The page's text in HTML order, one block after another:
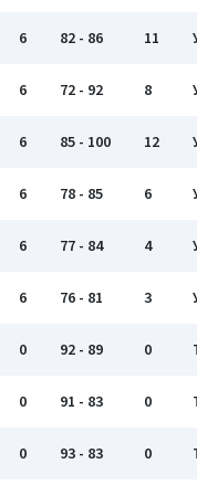
6 82 - 86 11
6 72 - 92 8
6 85 - 100 12
6 78 - 85 6
6 77 - 84 4
6 76 - 81 3
0 92 - 89 0
0 91 - 83 0
0 93 - 83 0